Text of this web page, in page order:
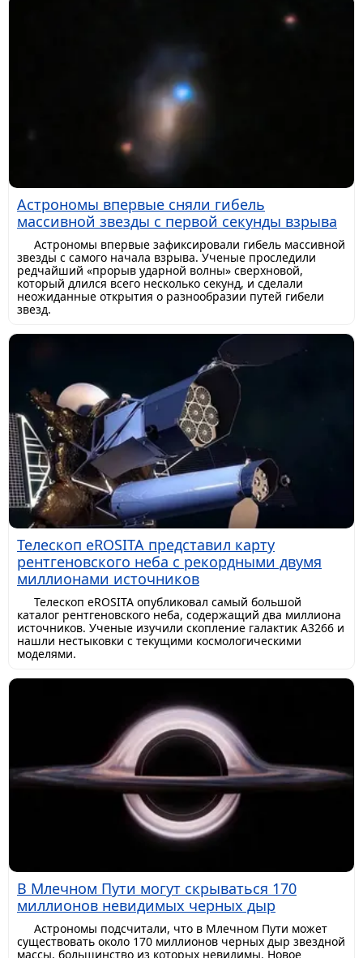
Астрономы впервые сняли гибель
массивной звезды с первой секунды взрыва
Астрономы впервые зафиксировали гибель массивной
звезды с самого начала взрыва. Ученые проследили
редчайший «прорыв ударной волны» сверхновой,
который длился всего несколько секунд, и сделали
неожиданные открытия о разнообразии путей гибели
звезд.
Телескоп eROSITA представил карту
рентгеновского неба с рекордными двумя
миллионами источников
Телескоп eROSITA опубликовал самый большой
каталог рентгеновского неба, содержащий два миллиона
источников. Ученые изучили скопление галактик A3266 и
нашли нестыковки с текущими космологическими
моделями.
В Млечном Пути могут скрываться 170
миллионов невидимых черных дыр
Астрономы подсчитали, что в Млечном Пути может
существовать около 170 миллионов черных дыр звездной
массы, большинство из которых невидимы. Новое